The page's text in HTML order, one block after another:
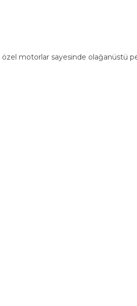
motorlar sayesinde olağanüstü